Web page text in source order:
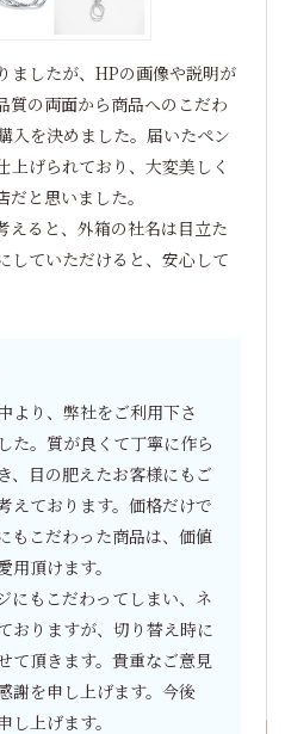
ましたが、HPの画像や説明が
質の両面から商品へのこだわ
入を決めました。届いたペン
上げられており、大変美しく
と思いました。
えると、外箱の社名は目立た
していただけると、安心して
より、弊社をご利用下さ
た。質が良くて丁寧に作ら
、目の肥えたお客様にもご
えております。価格だけで
もこだわった商品は、価値
頂けます。
にもこだわってしまい、ネ
おりますが、切り替え時に
て頂きます。貴重なご意見
謝を申し上げます。今後
上げます。